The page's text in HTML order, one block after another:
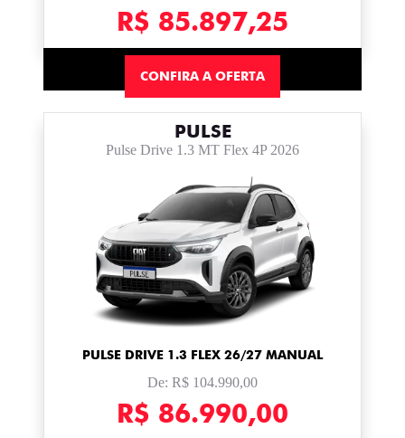
R$ 85.897,25
CONFIRA A OFERTA
PULSE
Pulse Drive 1.3 MT Flex 4P 2026
PULSE DRIVE 1.3 FLEX 26/27 MANUAL
De: R$ 104.990,00
R$ 86.990,00